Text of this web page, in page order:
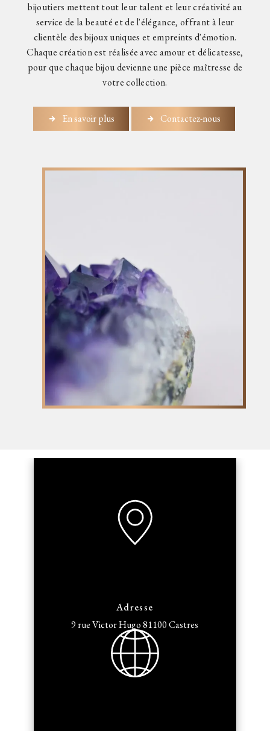
bijoutiers mettent tout leur talent et leur créativité au
service de la beauté et de l'élégance, offrant à leur
clientèle des bijoux uniques et empreints d'émotion.
Chaque création est réalisée avec amour et délicatesse,
pour que chaque bijou devienne une pièce maîtresse de
votre collection.
En savoir plus Contactez-nous
Adresse
9 rue Victor Hugo 81100 Castres